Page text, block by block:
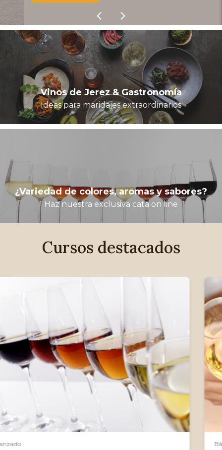
Vinos de Jerez & Gastronomía
Ideas para maridajes extraordinarios
¿Variedad de colores, aromas y sabores?
Haz nuestra exclusiva cata on line
Cursos destacados
Básico